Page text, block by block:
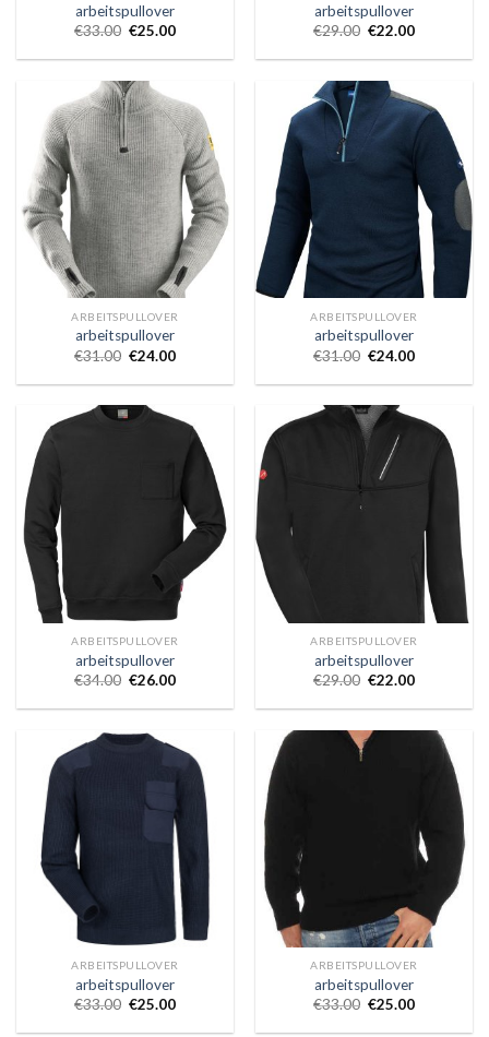
arbeitspullover
€33.00 €25.00
arbeitspullover
€29.00 €22.00
ARBEITSPULLOVER
arbeitspullover
€31.00 €24.00
ARBEITSPULLOVER
arbeitspullover
€31.00 €24.00
ARBEITSPULLOVER
arbeitspullover
€34.00 €26.00
ARBEITSPULLOVER
arbeitspullover
€29.00 €22.00
ARBEITSPULLOVER
arbeitspullover
€33.00 €25.00
ARBEITSPULLOVER
arbeitspullover
€33.00 €25.00